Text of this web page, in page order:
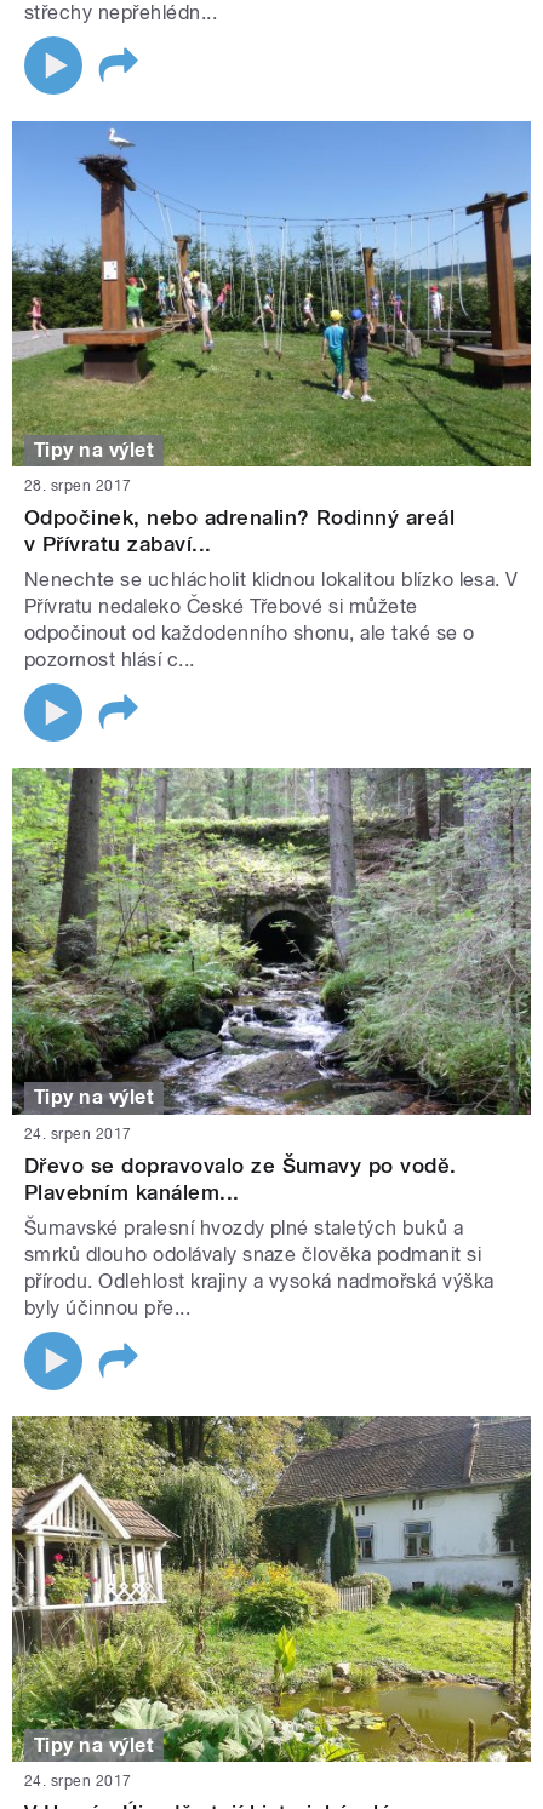
střechy nepřehlédn...
Tipy na výlet
28. srpen 2017
Odpočinek, nebo adrenalin? Rodinný areál
v Přívratu zabaví...
Nenechte se uchlácholit klidnou lokalitou blízko lesa. V
Přívratu nedaleko České Třebové si můžete
odpočinout od každodenního shonu, ale také se o
pozornost hlásí c...
Tipy na výlet
24. srpen 2017
Dřevo se dopravovalo ze Šumavy po vodě.
Plavebním kanálem...
Šumavské pralesní hvozdy plné staletých buků a
smrků dlouho odolávaly snaze člověka podmanit si
přírodu. Odlehlost krajiny a vysoká nadmořská výška
byly účinnou pře...
Tipy na výlet
24. srpen 2017